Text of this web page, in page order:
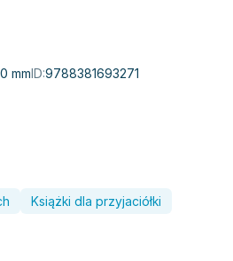
mmID:9788381693271
Książki dla przyjaciółki